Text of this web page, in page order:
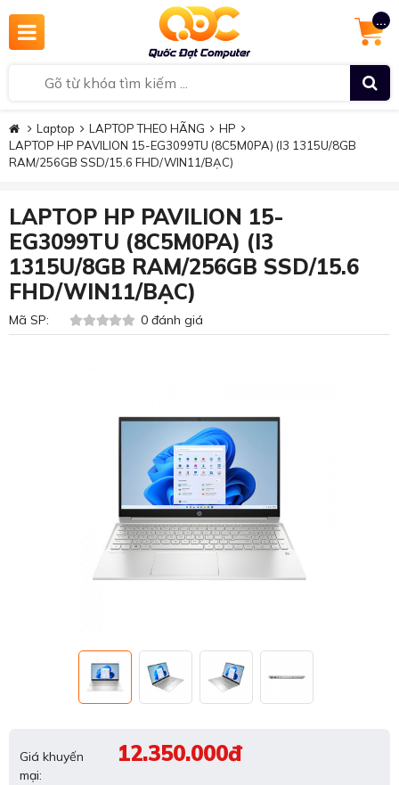
...
Laptop LAPTOP THEO HÃNG
HP
LAPTOP HP PAVILION 15-EG3099TU (8C5M0PA) (I3 1315U/8GB
RAM/256GB SSD/15.6 FHD/WIN11/BẠC)
LAPTOP HP PAVILION 15-
EG3099TU (8C5M0PA) (I3
1315U/8GB RAM/256GB SSD/15.6
FHD/WIN11/BẠC)
Mã SP: 0 đánh giá
Giá khuyến
mại:
12.350.000đ